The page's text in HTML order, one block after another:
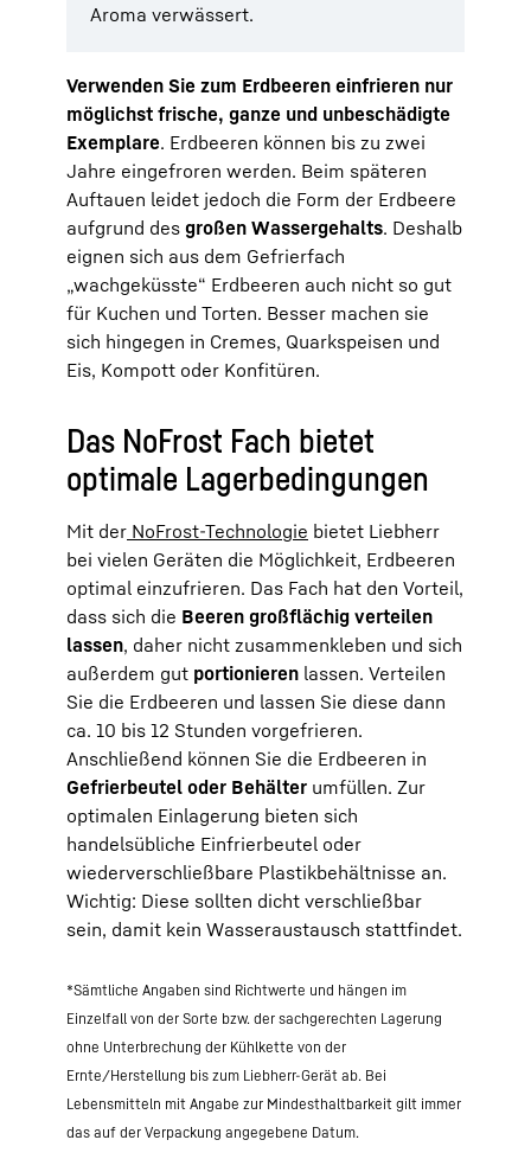
Aroma verwässert.
Verwenden Sie zum Erdbeeren einfrieren nur
möglichst frische, ganze und unbeschädigte
Exemplare. Erdbeeren können bis zu zwei
Jahre eingefroren werden. Beim späteren
Auftauen leidet jedoch die Form der Erdbeere
aufgrund des großen Wassergehalts. Deshalb
eignen sich aus dem Gefrierfach
„wachgeküsste“ Erdbeeren auch nicht so gut
für Kuchen und Torten. Besser machen sie
sich hingegen in Cremes, Quarkspeisen und
Eis, Kompott oder Konfitüren.
Das NoFrost Fach bietet
optimale Lagerbedingungen
Mit der NoFrost-Technologie bietet Liebherr
bei vielen Geräten die Möglichkeit, Erdbeeren
optimal einzufrieren. Das Fach hat den Vorteil,
dass sich die Beeren großflächig verteilen
lassen, daher nicht zusammenkleben und sich
außerdem gut portionieren lassen. Verteilen
Sie die Erdbeeren und lassen Sie diese dann
ca. 10 bis 12 Stunden vorgefrieren.
Anschließend können Sie die Erdbeeren in
Gefrierbeutel oder Behälter umfüllen. Zur
optimalen Einlagerung bieten sich
handelsübliche Einfrierbeutel oder
wiederverschließbare Plastikbehältnisse an.
Wichtig: Diese sollten dicht verschließbar
sein, damit kein Wasseraustausch stattfindet.
*Sämtliche Angaben sind Richtwerte und hängen im
Einzelfall von der Sorte bzw. der sachgerechten Lagerung
ohne Unterbrechung der Kühlkette von der
Ernte/Herstellung bis zum Liebherr-Gerät ab. Bei
Lebensmitteln mit Angabe zur Mindesthaltbarkeit gilt immer
das auf der Verpackung angegebene Datum.